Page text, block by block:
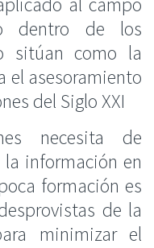
dentro de los
sitúan como la
el asesoramiento
del Siglo XXI
necesita de
información en
formación es
de la
minimizar el